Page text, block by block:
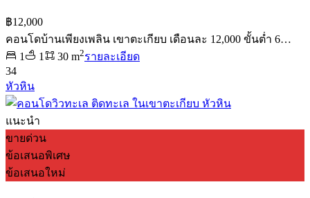
฿12,000
คอนโดบ้านเพียงเพลิน เขาตะเกียบ เดือนละ 12,000 ขั้นต่ำ 6…
1
1 30 m2รายละเอียด
34
หัวหิน
แนะนำ
ขายด่วน
ข้อเสนอพิเศษ
ข้อเสนอใหม่